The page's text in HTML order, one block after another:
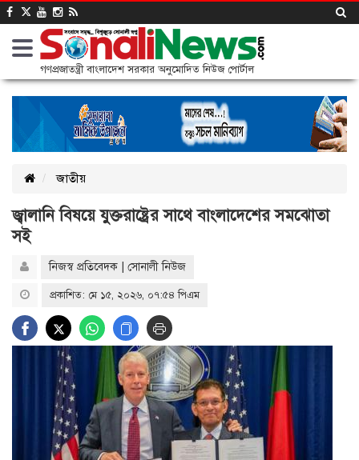
গণপ্রজাতন্ত্রী বাংলাদেশ সরকার অনুমোদিত নিউজ পোর্টাল
জাতীয়
জ্বালানি বিষয়ে যুক্তরাষ্ট্রের সাথে বাংলাদেশের সমঝোতা
সই
নিজস্ব প্রতিবেদক | সোনালী নিউজ
প্রকাশিত: মে ১৫, ২০২৬, ০৭:৫৪ পিএম